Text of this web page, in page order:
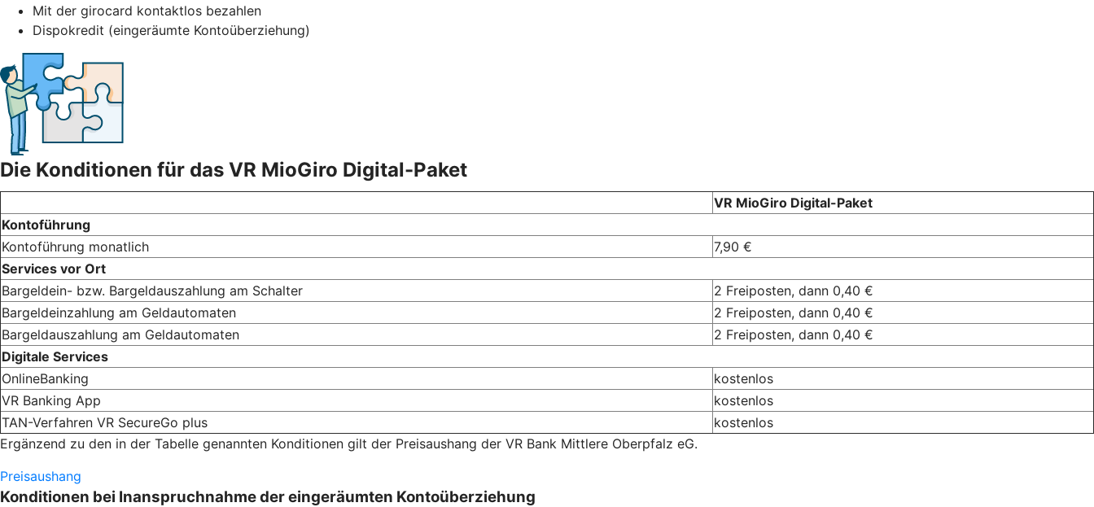
Mit der girocard kontaktlos bezahlen
Dispokredit (eingeräumte Kontoüberziehung)
Die Konditionen für das VR MioGiro Digital-Paket
VR MioGiro Digital-Paket
Kontoführung
Kontoführung monatlich
7,90 €
Services vor Ort
Bargeldein- bzw. Bargeldauszahlung am Schalter
2 Freiposten, dann 0,40 €
Bargeldeinzahlung am Geldautomaten
2 Freiposten, dann 0,40 €
Bargeldauszahlung am Geldautomaten
2 Freiposten, dann 0,40 €
Digitale Services
OnlineBanking
kostenlos
VR Banking App
kostenlos
TAN-Verfahren VR SecureGo plus
kostenlos
Ergänzend zu den in der Tabelle genannten Konditionen gilt der Preisaushang der VR Bank Mittlere Oberpfalz eG.
Preisaushang
Konditionen bei Inanspruchnahme der eingeräumten Kontoüberziehung